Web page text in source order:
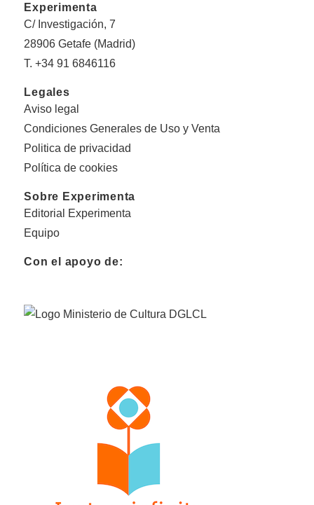
Experimenta
C/ Investigación, 7
28906 Getafe (Madrid)
T. +34 91 6846116
Legales
Aviso legal
Condiciones Generales de Uso y Venta
Politica de privacidad
Política de cookies
Sobre Experimenta
Editorial Experimenta
Equipo
Con el apoyo de: